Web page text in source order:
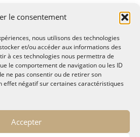
le consentement
nous utilisons des technologies
et/ou accéder aux informations des
à ces technologies nous permettra de
le comportement de navigation ou les ID
ne pas consentir ou de retirer son
effet négatif sur certaines caractéristiques
Accepter
A Lire, Territoire A l'Ecoute / 1995-
2025
Lazare - Hyères 83400